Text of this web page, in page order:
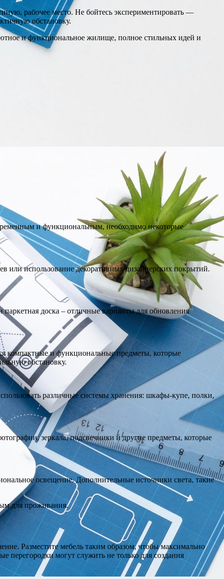
рабочее место. Не бойтесь экспериментировать —
обстановку.
и функциональное жилище, полное стильных идей и
и функциональным, необходимо некоторые
или использование декоративных дизайнерских покрытий.
доска – отличные варианты для обновления
компактные и функциональные предметы, которые
обстановку.
различные системы хранения: шкафы-купе, полки,
зеркала, подсвечники и другие предметы, которые
освещение. Дополнительные источники света, такие
для проживания.
Разместите мебель таким образом, чтобы максимально
могут служить не только для создания